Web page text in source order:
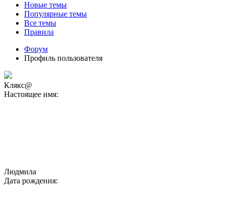
Новые темы
Популярные темы
Все темы
Правила
Форум
Профиль пользователя
Клякс@
Настоящее имя:
Людмила
Дата рождения: